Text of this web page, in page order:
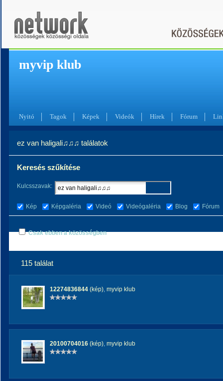
myvip klub
Nyitó Tagok Képek Videók Hírek Fórum
ez van haligali♫♫♫ találatok
Keresés szűkítése
Kulcsszavak:
Kép Képgaléria Videó Videógaléria Blog Fórum
Csak ebben a közösségben
115 találat
12274836844 (kép), myvip klub
20100704016 (kép), myvip klub